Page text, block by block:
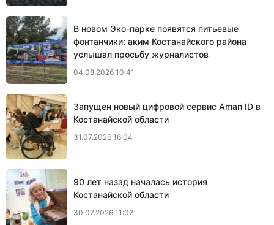
В новом Эко-парке появятся питьевые
фонтанчики: аким Костанайского района
услышал просьбу журналистов
04.08.2026 10:41
Запущен новый цифровой сервис Aman ID в
Костанайской области
31.07.2026 16:04
90 лет назад началась история
Костанайской области
30.07.2026 11:02